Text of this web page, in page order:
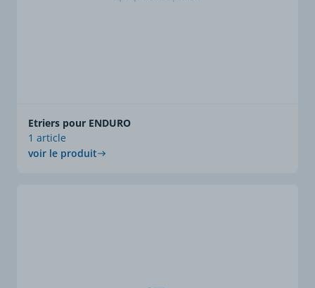
Etriers pour ENDURO
1 article
voir le produit